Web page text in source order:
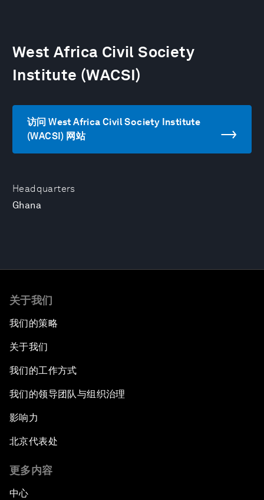
Headquarters
Ghana
West Africa Civil Society
Institute (WACSI)
访问 West Africa Civil Society Institute
(WACSI) 网站
关于我们
我们的策略
关于我们
我们的工作方式
我们的领导团队与组织治理
影响力
北京代表处
更多内容
中心